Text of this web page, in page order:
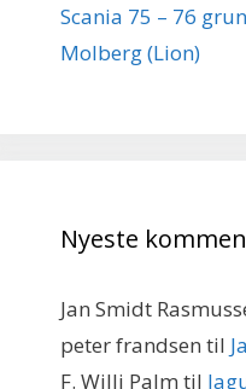
Scania 75 – 76
Molberg (Lion)
Nyeste
Jan Smidt
peter frandsen til
F. Willi Palm til